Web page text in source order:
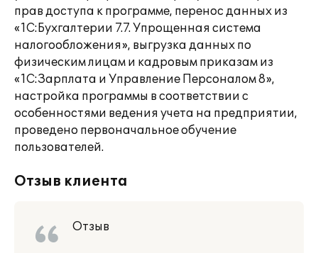
прав доступа к программе, перенос данных из
«1С:Бухгалтерии 7.7. Упрощенная система
налогообложения», выгрузка данных по
физическим лицам и кадровым приказам из
«1С:Зарплата и Управление Персоналом 8»,
настройка программы в соответствии с
особенностями ведения учета на предприятии,
проведено первоначальное обучение
пользователей.
Отзыв клиента
Отзыв